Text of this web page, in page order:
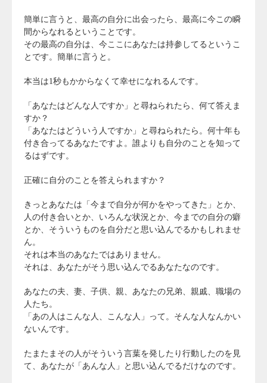
簡単に言うと、最高の自分に出会ったら、最高に今この瞬
間からなれるということです。
その最高の自分は、今ここにあなたは持参してるというこ
とです。簡単に言うと。
本当は1秒もかからなくて幸せになれるんです。
「あなたはどんな人ですか」と尋ねられたら、何て答えま
すか？
「あなたはどういう人ですか」と尋ねられたら。何十年も
付き合ってるあなたですよ。誰よりも自分のことを知って
るはずです。
正確に自分のことを答えられますか？
きっとあなたは「今まで自分が何かをやってきた」とか、
人の付き合いとか、いろんな状況とか、今までの自分の癖
とか、そういうものを自分だと思い込んでるかもしれませ
ん。
それは本当のあなたではありません。
それは、あなたがそう思い込んでるあなたなのです。
あなたの夫、妻、子供、親、あなたの兄弟、親戚、職場の
人たち。
「あの人はこんな人、こんな人」って。そんな人なんかい
ないんです。
たまたまその人がそういう言葉を発したり行動したのを見
て、あなたが「あんな人」と思い込んでるだけなのです。